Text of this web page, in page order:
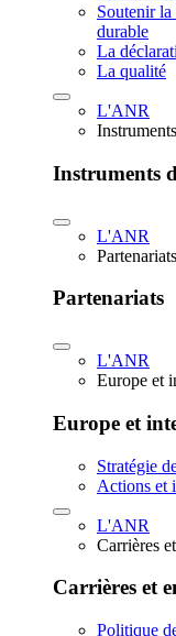
Soutenir la
durable
La
La qualité
L'ANR
Instruments
L'ANR
Partenariats
Partenariats
L'ANR
Europe et
Europe et
Stratégie
Actions et
L'ANR
Carrières
Carrières et
Politique